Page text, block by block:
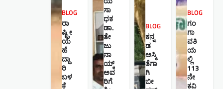
BLOG
ರಾ
ಷ್ಟ್ರೀ
ಯ
ಹೆ
ದ್ದಾ
ರಿ
ಬಳ
ಕೆ
ಸಾ
ಧಕ
ಡಾ.
ತೇ
ಜು
ನಾ
ಯ್ಕ್
ಅವ
ರಿಗೆ
BLOG
ಕನ್ನ
ಡ
ಅಸ್ಮಿ
ತೆಗಾ
ಗಿ
ಬೀ
BLOG
ಗಂ
ಗಾ
ವತಿ
ಯ
ಲ್ಲಿ
113
ನೇ
ಕವಿ